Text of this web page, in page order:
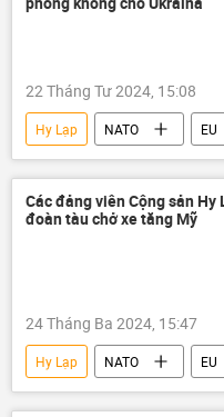
Tổ hợp tên lửa phòng không
22 Tháng Tư 2024, 15:08
Hy Lạp NATO EU
Ukraina
Cuộc khủng
hệ thống phòng không
Thế giới
Liên minh
Các đảng viên Cộng sản Hy
đoàn tàu chở xe tăng Mỹ
24 Tháng Ba 2024, 15:47
Hy Lạp NATO EU
Cuộc khủng hoảng ở Ukraina